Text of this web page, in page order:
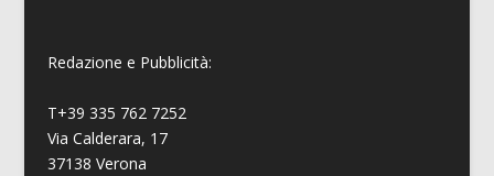
Redazione e Pubblicità:
T+39 335 762 7252
Via Calderara, 17
37138 Verona